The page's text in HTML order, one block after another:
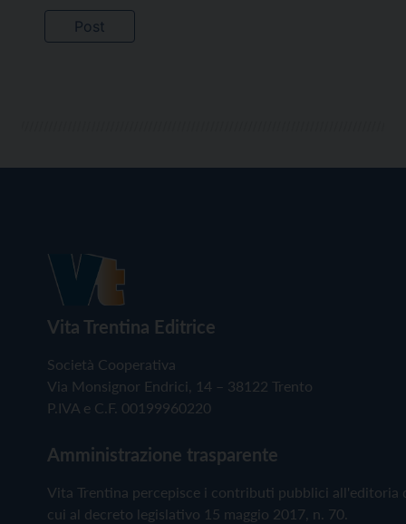
Vita Trentina Editrice
Società Cooperativa
Via Monsignor Endrici, 14 – 38122 Trento
P.IVA e C.F. 00199960220
Amministrazione trasparente
Vita Trentina percepisce i contributi pubblici all'editoria
cui al decreto legislativo 15 maggio 2017, n. 70.